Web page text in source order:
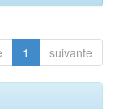
1 suivante